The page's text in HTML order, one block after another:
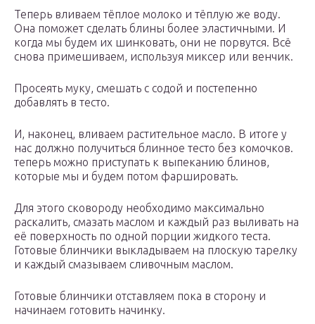
Теперь вливаем тёплое молоко и тёплую же воду.
Она поможет сделать блины более эластичными. И
когда мы будем их шинковать, они не порвутся. Всё
снова примешиваем, используя миксер или венчик.
Просеять муку, смешать с содой и постепенно
добавлять в тесто.
И, наконец, вливаем растительное масло. В итоге у
нас должно получиться блинное тесто без комочков.
теперь можно приступать к выпеканию блинов,
которые мы и будем потом фаршировать.
Для этого сковороду необходимо максимально
раскалить, смазать маслом и каждый раз выливать на
её поверхность по одной порции жидкого теста.
Готовые блинчики выкладываем на плоскую тарелку
и каждый смазываем сливочным маслом.
Готовые блинчики отставляем пока в сторону и
начинаем готовить начинку.